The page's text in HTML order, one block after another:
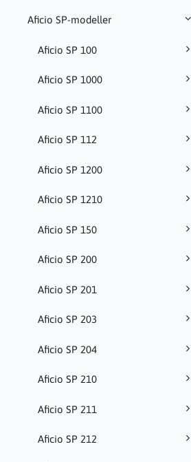
Aficio SP-modeller
Aficio SP 100
Aficio SP 1000
Aficio SP 1100
Aficio SP 112
Aficio SP 1200
Aficio SP 1210
Aficio SP 150
Aficio SP 200
Aficio SP 201
Aficio SP 203
Aficio SP 204
Aficio SP 210
Aficio SP 211
Aficio SP 212